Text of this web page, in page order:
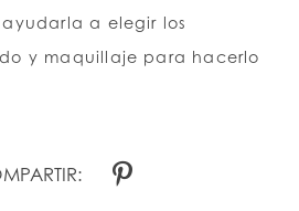
a elegir los
y maquillaje para hacerlo